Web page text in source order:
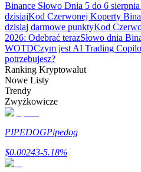
Bitruści Partnerzy
Binance Słowo Dnia 5 do 6
dzisiajKod Czerwonej Koperty
dzisiaj darmowe punktyKod
2026: Odebrać terazSłowo dnia
WOTDCzym jest AI Trading
potrzebujesz?
Ranking Kryptowalut
Nowe Listy
Trendy
Zwyżkowicze
PIPEDOGPipedog
$0.00243-5.18%